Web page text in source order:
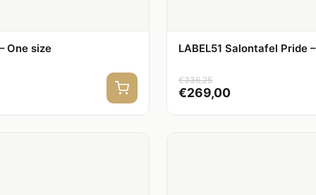
One size LABEL51 Salontafel Pride
€336,25
€269,00